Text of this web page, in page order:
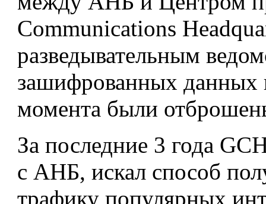
Communications
разведывательным
зашифрованных данных
момента были
За последние 3 года
с АНБ, искал способ
трафику популярных